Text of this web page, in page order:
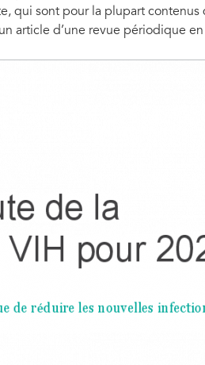
qui sont pour la plupart contenus
article d’une revue périodique